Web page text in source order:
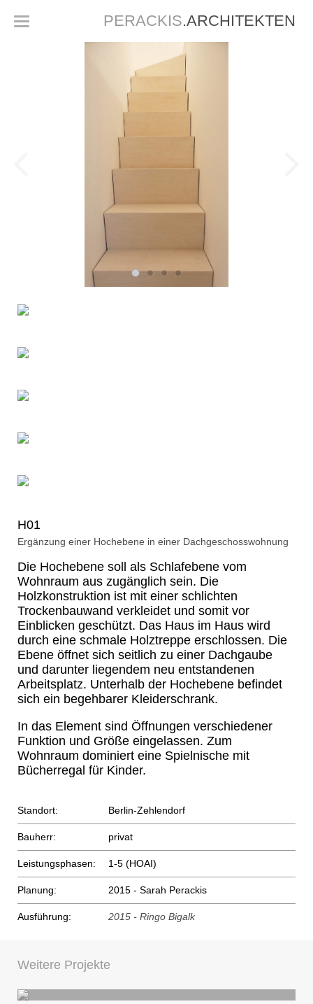
PERACKIS.ARCHITEKTEN
H01
Ergänzung einer Hochebene in einer Dachgeschosswohnung
Die Hochebene soll als Schlafebene vom
Wohnraum aus zugänglich sein. Die
Holzkonstruktion ist mit einer schlichten
Trockenbauwand verkleidet und somit vor
Einblicken geschützt. Das Haus im Haus wird
durch eine schmale Holztreppe erschlossen. Die
Ebene öffnet sich seitlich zu einer Dachgaube
und darunter liegendem neu entstandenen
Arbeitsplatz. Unterhalb der Hochebene befindet
sich ein begehbarer Kleiderschrank.
In das Element sind Öffnungen verschiedener
Funktion und Größe eingelassen. Zum
Wohnraum dominiert eine Spielnische mit
Bücherregal für Kinder.
Standort: Berlin-Zehlendorf
Bauherr: privat
Leistungsphasen: 1-5 (HOAI)
Planung: 2015 - Sarah Perackis
Ausführung: 2015 - Ringo Bigalk
Weitere Projekte